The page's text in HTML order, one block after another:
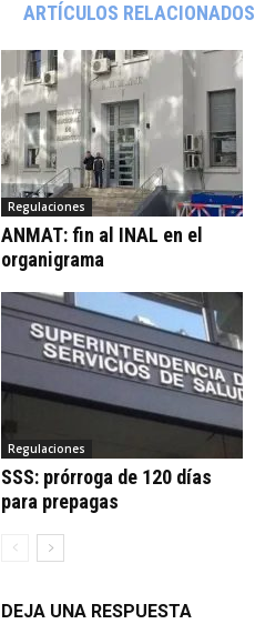
ARTÍCULOS RELACIONADOS
Regulaciones
ANMAT: fin al INAL en el
organigrama
Regulaciones
SSS: prórroga de 120 días
para prepagas
DEJA UNA RESPUESTA